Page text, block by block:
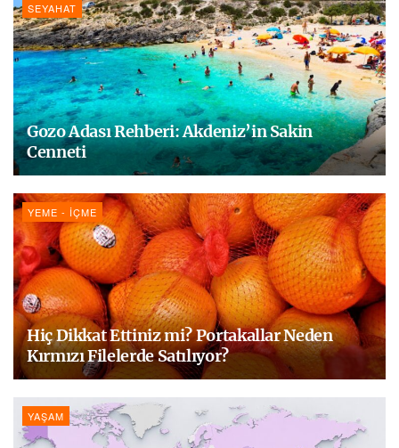
SEYAHAT
Gozo Adası Rehberi: Akdeniz’in Sakin
Cenneti
YEME - İÇME
Hiç Dikkat Ettiniz mi? Portakallar Neden
Kırmızı Filelerde Satılıyor?
YAŞAM